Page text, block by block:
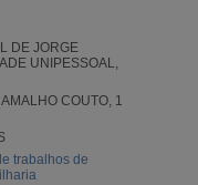
DE JORGE
UNIPESSOAL,
COUTO, 1
trabalhos de